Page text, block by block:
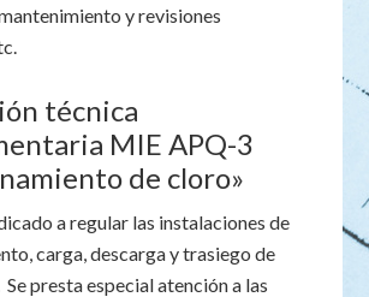
y revisiones
técnica
MIE APQ-3
de cloro»
a regular las instalaciones de
carga, descarga y trasiego de
presta especial atención a las